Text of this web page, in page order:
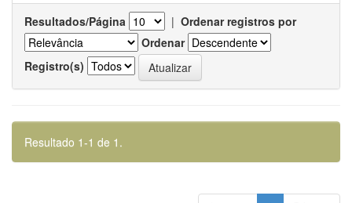
Resultados/Página | Ordenar registros por
Ordenar
Registro(s)
Resultado 1-1 de 1.